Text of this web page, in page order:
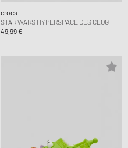
crocs
STAR WARS HYPERSPACE CLS CLOG T
49,99 €